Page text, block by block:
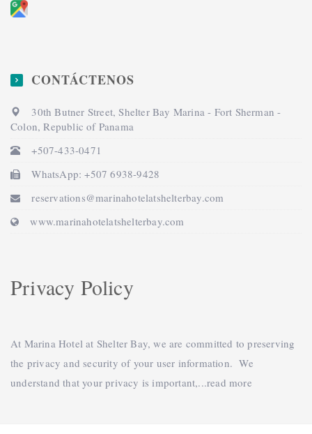
CONTÁCTENOS
30th Butner Street, Shelter Bay Marina - Fort Sherman -
Colon, Republic of Panama
+507-433-0471
WhatsApp: +507 6938-9428
reservations@marinahotelatshelterbay.com
www.marinahotelatshelterbay.com
Privacy Policy
At Marina Hotel at Shelter Bay, we are committed to preserving
the privacy and security of your user information. We
understand that your privacy is important,...read more